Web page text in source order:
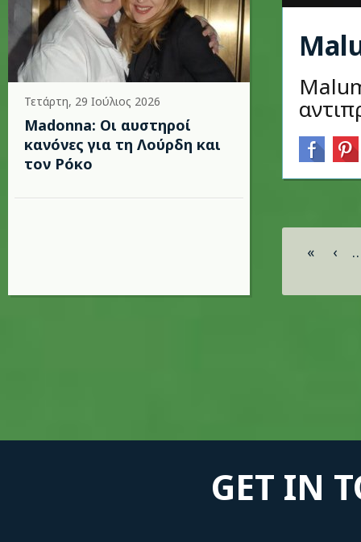
Τετάρτη, 29 Ιούλιος 2026
Madonna: Οι αυστηροί
κανόνες για τη Λούρδη και
τον Ρόκο
Σελίδες
« ‹
GET IN